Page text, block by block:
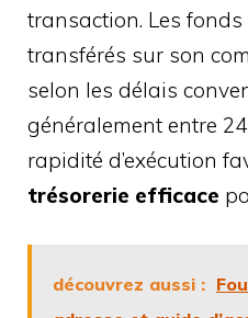
transaction. Les
transférés sur son
selon les délais
généralement entre
rapidité d’exécution
trésorerie efficace
découvrez aussi :